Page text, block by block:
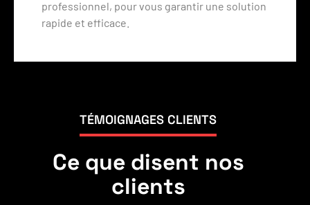
professionnel, pour vous garantir une solution
rapide et efficace.
TÉMOIGNAGES CLIENTS
Ce que disent nos
clients